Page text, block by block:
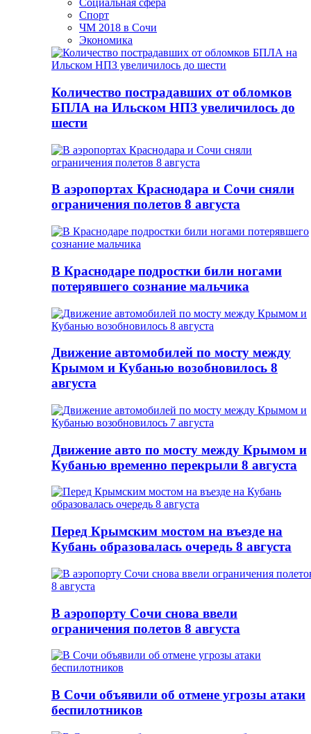
Социальная сфера
Спорт
ЧМ 2018 в Сочи
Экономика
Количество пострадавших от обломков
БПЛА на Ильском НПЗ увеличилось до
шести
В аэропортах Краснодара и Сочи сняли
ограничения полетов 8 августа
В Краснодаре подростки били ногами
потерявшего сознание мальчика
Движение автомобилей по мосту между
Крымом и Кубанью возобновилось 8
августа
Движение авто по мосту между Крымом и
Кубанью временно перекрыли 8 августа
Перед Крымским мостом на въезде на
Кубань образовалась очередь 8 августа
В аэропорту Сочи снова ввели
ограничения полетов 8 августа
В Сочи объявили об отмене угрозы атаки
беспилотников